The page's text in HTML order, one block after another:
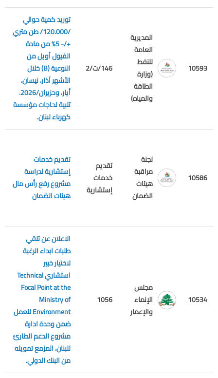
10593
المديرية
العامة
للنفط
(وزارة
الطاقة
والمياه)
146/ت/2
توريد كمية حوالي
/120.000/ طن متري
+/- 5% من مادة
الفيول أويل من
النوعية (B) خلال
الأشهر آذار، نيسان،
أيار، وحزيران/2026.
تلبية لحاجات مؤسسة
كهرباء لبنان.
10586
لجنة
مراقبة
هيئات
الضمان
تقديم
خدمات
إستشارية
تقديم خدمات
إستشارية لدراسة
مشروع رفع رأس مال
هيئات الضمان
10534
مجلس
الإنماء
والإعمار
1056
الاعلان عن تلقي
طلبات ابداء الرغبة
لاختيار خبير
استشاري Technical
Focal Point at the
Ministry of
Environment للعمل
ضمن وحدة ادارة
مشروع الدعم الطارئ
للبنان، المزمع تمويله
من البنك الدولي.